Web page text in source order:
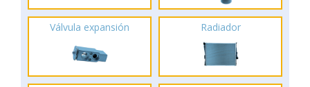
Válvula expansión Radiador